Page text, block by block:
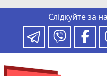
Слідкуйте за